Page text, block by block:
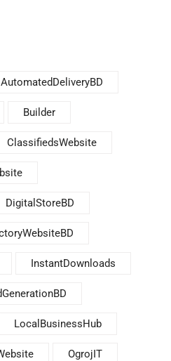
AutomatedDeliveryBD
Builder
ClassifiedsWebsite
DigitalStoreBD
InstantDownloads
LocalBusinessHub
OgrojIT